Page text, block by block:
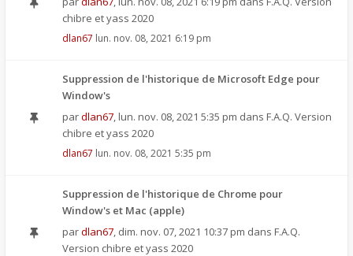
chibre et yass 2020
dlan67 lun. nov. 08, 2021 6:19 pm
Suppression de l'historique de Microsoft Edge pour
Window's
pardlan67, lun. nov. 08, 2021 5:35 pm dans F.A.Q. Version
chibre et yass 2020
dlan67 lun. nov. 08, 2021 5:35 pm
Suppression de l'historique de Chrome pour
Window's et Mac (apple)
pardlan67, dim. nov. 07, 2021 10:37 pm dans F.A.Q.
Version chibre et yass 2020